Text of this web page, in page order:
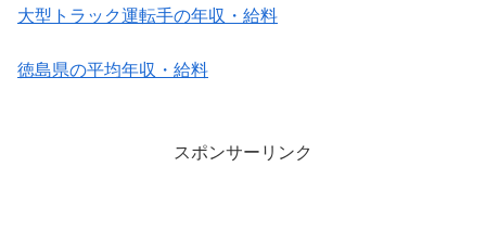
大型トラック運転手の年収・給料
徳島県の平均年収・給料
スポンサーリンク